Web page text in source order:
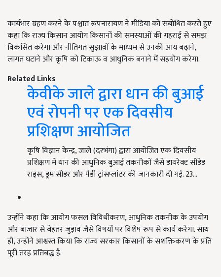
कार्यभार ग्रहण करने के पश्चात रूपनारायण ने मीडिया को संबोधित करते हुए
कहा कि राज्य किसान आयोग किसानों की समस्याओं की गहराई से समझ
विकसित करेगा और नीतिगत सुझावों के माध्यम से उनकी आय बढ़ाने,
लागत घटाने और कृषि को टिकाऊ व आधुनिक बनाने में सहयोग करेगा.
Related Links
केवीके जाले द्वारा धान की बुआई
एवं रोपनी पर एक दिवसीय
प्रशिक्षण आयोजित
कृषि विज्ञान केन्द्र, जाले (दरभंगा) द्वारा आयोजित एक दिवसीय
प्रशिक्षण में धान की आधुनिक बुआई तकनीकों जैसे डायरेक्ट सीडेड
राइस, ड्रम सीडर और पैडी ट्रांसप्लांटर की जानकारी दी गई. 23…
उन्होंने कहा कि आयोग फसल विविधीकरण, आधुनिक तकनीक के उपयोग
और बाजार से बेहतर जुड़ाव जैसे विषयों पर विशेष रूप से कार्य करेगा. साथ
ही, उन्होंने आश्वस्त किया कि राज्य सरकार किसानों के सशक्तिकरण के प्रति
पूरी तरह प्रतिबद्ध है.